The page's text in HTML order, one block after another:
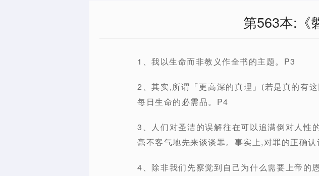
第563本:《
1、我以生命而非教义作全书的主题。P3
2、其实,所谓「更高深的真理」(若是真的有
每日生命的必需品。P4
3、人们对圣洁的误解往在可以追满倒对人性
毫不客气地先来谈谈罪。事实上,对罪的正确
4、除非我们先察觉到自己为什么需要上帝的